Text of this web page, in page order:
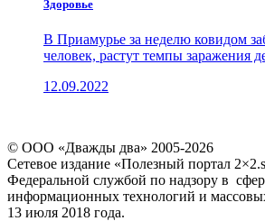
Здоровье
В Приамурье за неделю ковидом
человек, растут темпы заражения
12.09.2022
© ООО «Дважды два» 2005-2026
Сетевое издание «Полезный портал
Федеральной службой по надзору в
информационных технологий и
13 июля 2018 года.